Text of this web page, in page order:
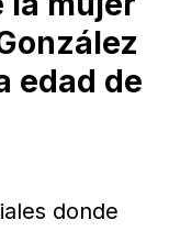
edad de
donde